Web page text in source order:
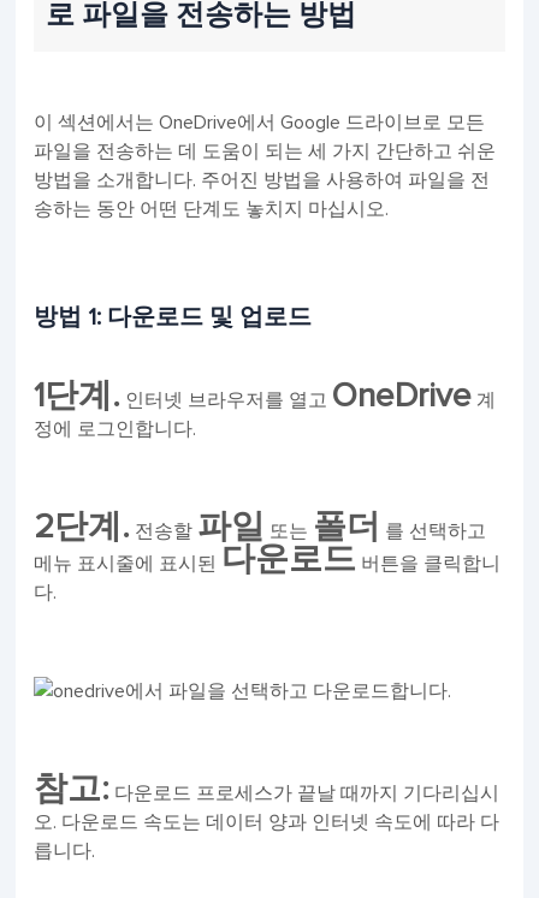
로 파일을 전송하는 방법
이 섹션에서는 OneDrive에서 Google 드라이브로 모든
파일을 전송하는 데 도움이 되는 세 가지 간단하고 쉬운
방법을 소개합니다. 주어진 방법을 사용하여 파일을 전
송하는 동안 어떤 단계도 놓치지 마십시오.
방법 1: 다운로드 및 업로드
1단계. 인터넷 브라우저를 열고 OneDrive 계
정에 로그인합니다.
2단계. 전송할 파일 또는 폴더
를 선택하고
메뉴 표시줄에 표시된 다운로드 버튼을 클릭합니
다.
참고: 다운로드 프로세스가 끝날 때까지 기다리십시
오. 다운로드 속도는 데이터 양과 인터넷 속도에 따라 다
릅니다.